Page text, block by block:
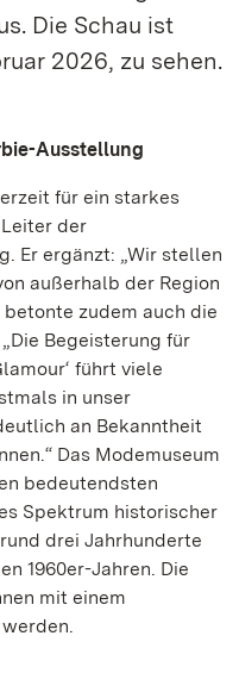
Die Schau ist
2026, zu sehen.
Ausstellung
für ein starkes
der
Er ergänzt: „Wir stellen
außerhalb der Region
betonte zudem auch die
Begeisterung für
führt viele
in unser
an Bekanntheit
Das Modemuseum
bedeutendsten
Spektrum historischer
drei Jahrhunderte
1960er-Jahren. Die
mit einem